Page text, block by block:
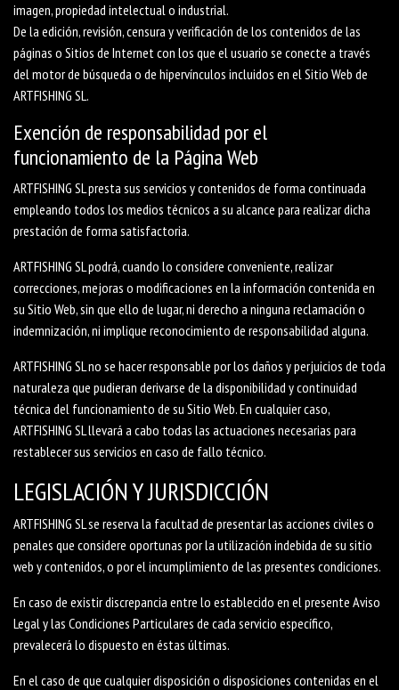
imagen, propiedad intelectual o industrial.
De la edición, revisión, censura y verificación de los contenidos de las
páginas o Sitios de Internet con los que el usuario se conecte a través
del motor de búsqueda o de hipervínculos incluidos en el Sitio Web de
ARTFISHING SL.
Exención de responsabilidad por el
funcionamiento de la Página Web
ARTFISHING SL presta sus servicios y contenidos de forma continuada
empleando todos los medios técnicos a su alcance para realizar dicha
prestación de forma satisfactoria.
ARTFISHING SL podrá, cuando lo considere conveniente, realizar
correcciones, mejoras o modificaciones en la información contenida en
su Sitio Web, sin que ello de lugar, ni derecho a ninguna reclamación o
indemnización, ni implique reconocimiento de responsabilidad alguna.
ARTFISHING SL no se hacer responsable por los daños y perjuicios de toda
naturaleza que pudieran derivarse de la disponibilidad y continuidad
técnica del funcionamiento de su Sitio Web. En cualquier caso,
ARTFISHING SL llevará a cabo todas las actuaciones necesarias para
restablecer sus servicios en caso de fallo técnico.
LEGISLACIÓN Y JURISDICCIÓN
ARTFISHING SL se reserva la facultad de presentar las acciones civiles o
penales que considere oportunas por la utilización indebida de su sitio
web y contenidos, o por el incumplimiento de las presentes condiciones.
En caso de existir discrepancia entre lo establecido en el presente Aviso
Legal y las Condiciones Particulares de cada servicio específico,
prevalecerá lo dispuesto en éstas últimas.
En el caso de que cualquier disposición o disposiciones contenidas en el